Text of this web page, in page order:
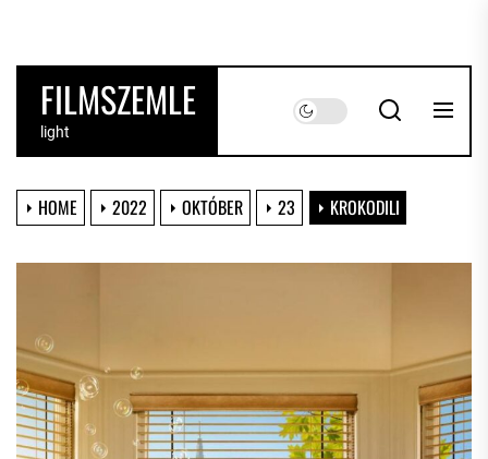
the
contentFILMSZEMLE
light
HOME 2022 OKTÓBER 23 KROKODILI